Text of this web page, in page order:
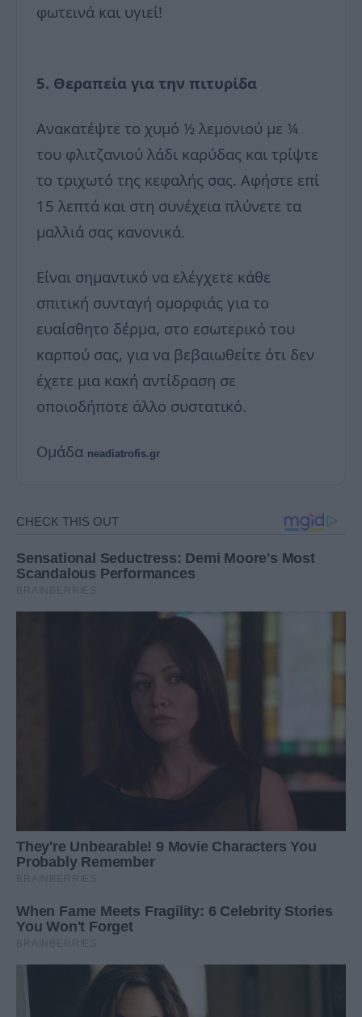
φωτεινά και υγιεί!
5. Θεραπεία για την πιτυρίδα
Ανακατέψτε το χυμό ½ λεμονιού με ¼
του φλιτζανιού λάδι καρύδας και τρίψτε
το τριχωτό της κεφαλής σας. Αφήστε επί
15 λεπτά και στη συνέχεια πλύνετε τα
μαλλιά σας κανονικά.
Είναι σημαντικό να ελέγχετε κάθε
σπιτική συνταγή ομορφιάς για το
ευαίσθητο δέρμα, στο εσωτερικό του
καρπού σας, για να βεβαιωθείτε ότι δεν
έχετε μια κακή αντίδραση σε
οποιοδήποτε άλλο συστατικό.
Ομάδα neadiatrofis.gr